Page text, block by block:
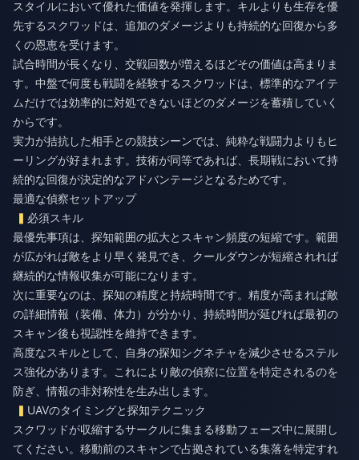
スタイルにおいて優れた価値を発揮します。キルよりも生存を優
先するスクワッドは、追加のダメージよりも持続的な回復から多
くの恩恵を受けます。
試合時間が長くなり、交戦回数が増えるほどその価値は高まりま
す。中盤で何度も戦闘を経験するスクワッドは、標準的なアイテ
ムだけでは効率的に対処できないほどのダメージを蓄積していく
からです。
実力が拮抗した相手との競技シーンでは、純粋な戦闘力よりもヒ
ーリングが好まれます。技術が同等であれば、長期戦において持
続的な回復が決定的なアドバンテージとなるためです。
最適な偵察セットアップ
必須スキル
最優先事項は、探知範囲の拡大とスキャン頻度の短縮です。範囲
が広がれば敵をより早く発見でき、クールダウンが短縮されれば
継続的な情報収集が可能になります。
次に重要なのは、探知の精度と持続時間です。精度が高まれば敵
の詳細情報（装備、体力）が分かり、持続時間が延びれば最初の
スキャン後も視認性を維持できます。
高度なスキルとして、自身の探知シグネチャを減少させるステル
ス強化があります。これにより敵の偵察に位置を特定されるのを
防ぎ、情報の非対称性を生み出します。
UAVのタイミングと探知テクニック
スクワッドが収縮するサークルに集まる移動フェーズ中に展開し
てください。移動前のスキャンで占拠されている集落を特定すれ